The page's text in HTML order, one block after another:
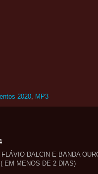
2020, MP3
DALCIN E BANDA
EM MENOS DE 2 DIAS)